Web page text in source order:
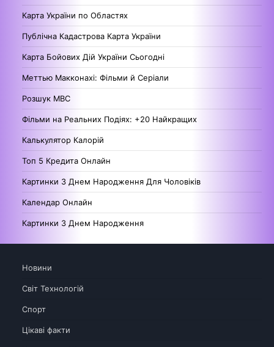
Карта України по Областях
Публічна Кадастрова Карта України
Карта Бойових Дій України Сьогодні
Меттью Макконахі: Фільми й Серіали
Розшук МВС
Фільми на Реальних Подіях: +20 Найкращих
Калькулятор Калорій
Топ 5 Кредита Онлайн
Картинки З Днем Народження Для Чоловіків
Календар Онлайн
Картинки З Днем Народження
Новини
Світ Технологій
Спорт
Цікаві факти